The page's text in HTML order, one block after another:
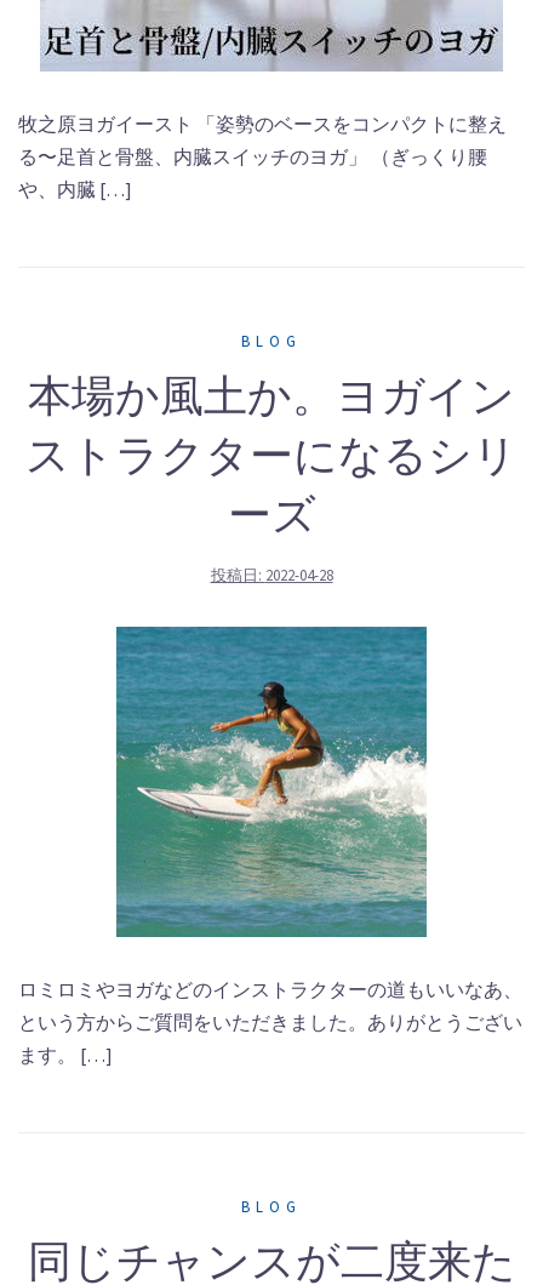
牧之原ヨガイースト 「姿勢のベースをコンパクトに整え
る〜足首と骨盤、内臓スイッチのヨガ」 （ぎっくり腰
や、内臓 […]
BLOG
本場か風土か。ヨガイン
ストラクターになるシリ
ーズ
投稿日: 2022-04-28
ロミロミやヨガなどのインストラクターの道もいいなあ、
という方からご質問をいただきました。ありがとうござい
ます。 […]
BLOG
同じチャンスが二度来た